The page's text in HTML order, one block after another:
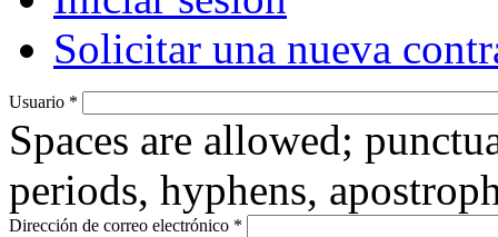
Solicitar una nueva
Usuario *
Spaces are allowed;
periods, hyphens,
Dirección de correo electrónico *